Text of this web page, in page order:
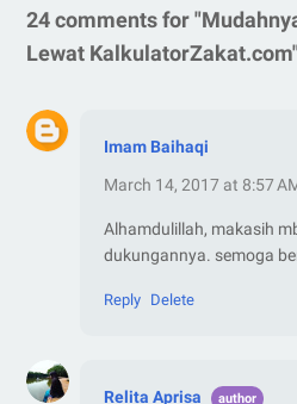
24 comments for
Lewat
Imam Baihaqi
March 14, 2017 at 8:57
Alhamdulillah, makasih
dukungannya. semoga
Reply Delete
Relita Aprisa